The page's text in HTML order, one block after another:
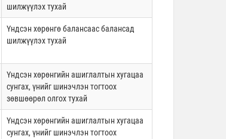
шилжүүлэх тухай
Үндсэн хөрөнгө балансаас балансад
шилжүүлэх тухай
Үндсэн хөрөнгийн ашиглалтын хугацаа
сунгах, үнийг шинэчлэн тогтоох
зөвшөөрөл олгох тухай
Үндсэн хөрөнгийн ашиглалтын хугацаа
сунгах, үнийг шинэчлэн тогтоох